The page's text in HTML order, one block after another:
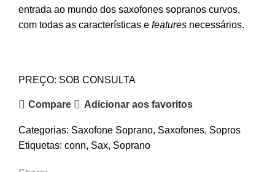
entrada ao mundo dos saxofones sopranos curvos,
com todas as características e features necessários.
PREÇO: SOB CONSULTA
Compare Adicionar aos favoritos
Categorias: Saxofone Soprano, Saxofones, Sopros
Etiquetas: conn, Sax, Soprano